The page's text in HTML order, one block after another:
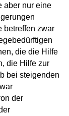
aber nur eine
betreffen zwar
die die Hilfe
die Hilfe zur
bei steigenden
der